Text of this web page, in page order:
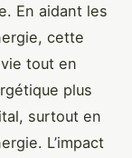
En aidant les
cette
tout en
plus
surtout en
L’impact